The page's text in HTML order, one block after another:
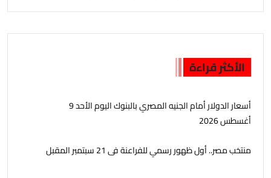
الأكثر قراءة
أسعار الدولار أمام الجنيه المصري بالبنوك اليوم الأحد 9
أغسطس 2026
منتخب مصر.. أول ظهور رسمي للفراعنة فى 21 سبتمبر المقبل